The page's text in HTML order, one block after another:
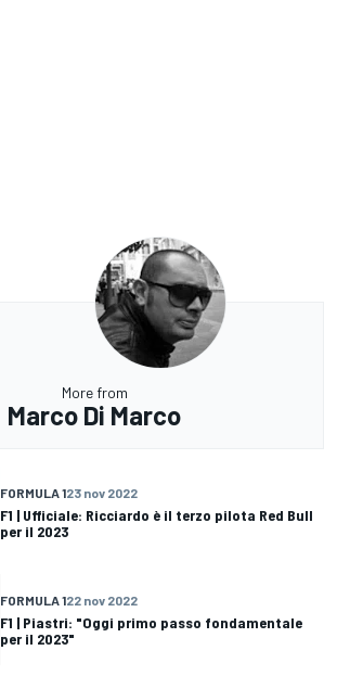
More from
Marco Di Marco
FORMULA 123 nov 2022
F1 | Ufficiale: Ricciardo è il terzo pilota Red Bull
per il 2023
FORMULA 122 nov 2022
F1 | Piastri: "Oggi primo passo fondamentale
per il 2023"